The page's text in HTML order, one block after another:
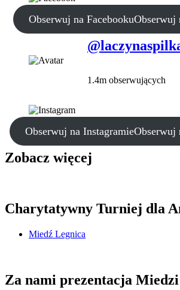
Obserwuj na FacebookuObserwuj
1.4m obserwujących
Obserwuj na InstagramieObserwuj
Zobacz więcej
Charytatywny Turniej dla
Miedź Legnica
Za nami prezentacja